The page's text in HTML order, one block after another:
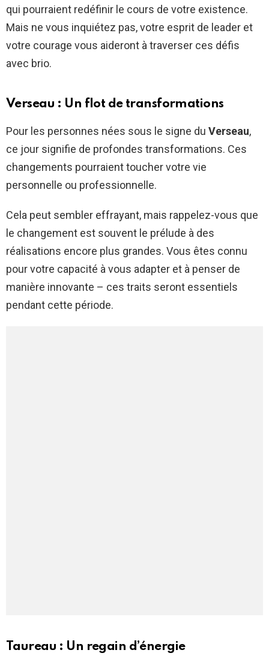
qui pourraient redéfinir le cours de votre existence.
Mais ne vous inquiétez pas, votre esprit de leader et
votre courage vous aideront à traverser ces défis
avec brio.
Verseau : Un flot de transformations
Pour les personnes nées sous le signe du Verseau,
ce jour signifie de profondes transformations. Ces
changements pourraient toucher votre vie
personnelle ou professionnelle.
Cela peut sembler effrayant, mais rappelez-vous que
le changement est souvent le prélude à des
réalisations encore plus grandes. Vous êtes connu
pour votre capacité à vous adapter et à penser de
manière innovante – ces traits seront essentiels
pendant cette période.
Taureau : Un regain d’énergie